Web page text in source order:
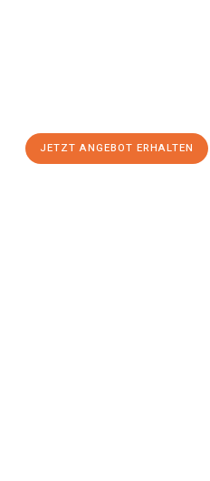
JETZT ANGEBOT ERHALTEN